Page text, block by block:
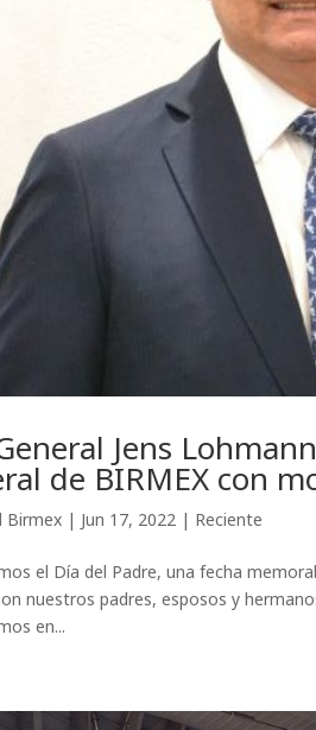
Jens
de BIRMEX con
Birmex | Jun 17, 2022 | Reciente
el Día del Padre, una fecha
nuestros padres, esposos y
en...